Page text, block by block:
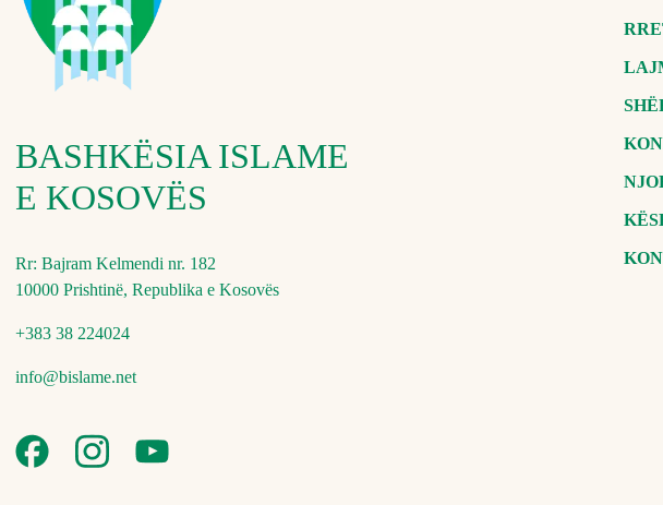
BASHKËSIA ISLAME
E KOSOVËS
Rr: Bajram Kelmendi nr. 182
10000 Prishtinë, Republika e Kosovës
+383 38 224024
info@bislame.net